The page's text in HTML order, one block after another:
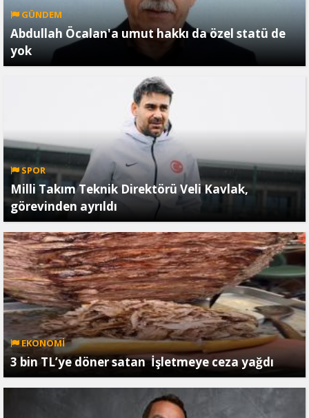
GÜNDEM
Abdullah Öcalan'a umut hakkı da özel statü de
yok
SPOR
Milli Takım Teknik Direktörü Veli Kavlak,
görevinden ayrıldı
EKONOMİ
3 bin TL’ye döner satan İşletmeye ceza yağdı